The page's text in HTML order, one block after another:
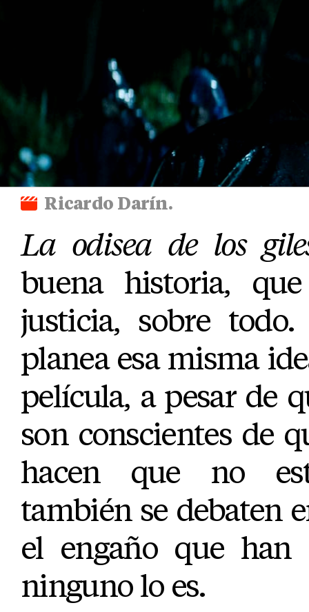
Ricardo Darín.
La odisea de los
buena historia,
justicia, sobre todo.
planea esa misma
película, a pesar de
son conscientes de
hacen que no
también se debaten
el engaño que han
ninguno lo es.